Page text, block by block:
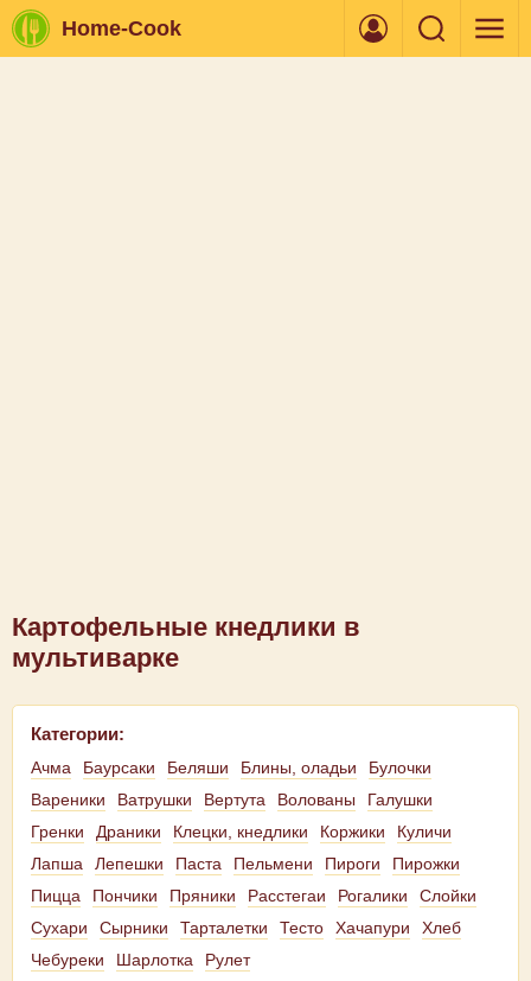
Home-Cook
Картофельные кнедлики в
мультиварке
Категории:
Ачма Баурсаки Беляши Блины, оладьи
Булочки
Вареники
Ватрушки Вертута Волованы
Галушки
Гренки
Драники Клецки, кнедлики Коржики
Куличи
Лапша
Лепешки Паста Пельмени Пироги
Пирожки
Пицца
Пончики Пряники Расстегаи Рогалики
Слойки
Сухари
Сырники Тарталетки Тесто Хачапури
Хлеб
Чебуреки
Шарлотка Рулет